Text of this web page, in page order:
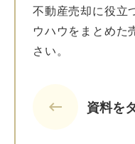
不動産売却に役立
ウハウをまとめた
さい。
keyboard_backspace 資料を